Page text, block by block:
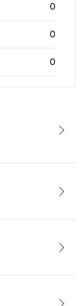
0
0
0